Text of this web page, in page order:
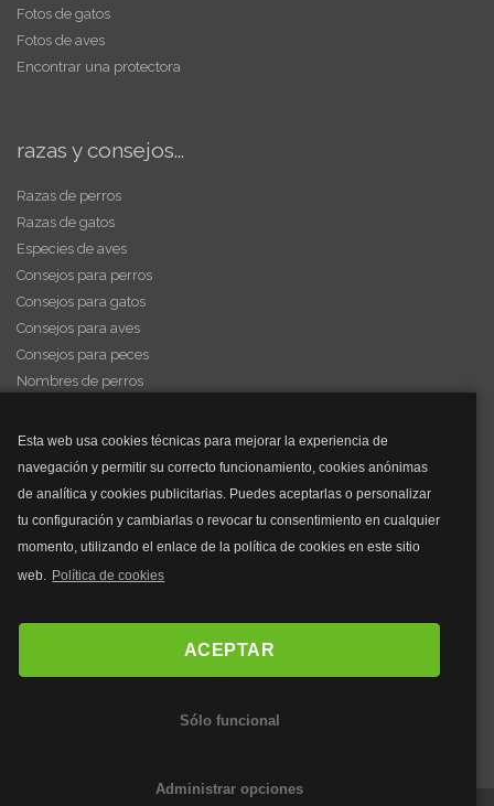
Esta web usa cookies técnicas para mejorar la experiencia de
navegación y permitir su correcto funcionamiento, cookies anónimas
de analítica y cookies publicitarias. Puedes aceptarlas o personalizar
tu configuración y cambiarlas o revocar tu consentimiento en cualquier
momento, utilizando el enlace de la política de cookies en este sitio
web. Política de cookies
ACEPTAR
Sólo funcional
Administrar opciones
Fotos de gatos
Fotos de aves
Encontrar una protectora
razas y consejos...
Razas de perros
Razas de gatos
Especies de aves
Consejos para perros
Consejos para gatos
Consejos para aves
Consejos para peces
Nombres de perros
y mucho más...